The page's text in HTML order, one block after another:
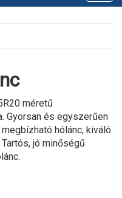
méretű
Gyorsan és egyszerűen
hólánc, kiváló
jó minőségű